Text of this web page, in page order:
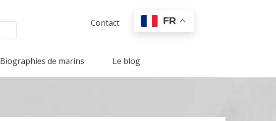
Contact
FR
Biographies de marins Le blog